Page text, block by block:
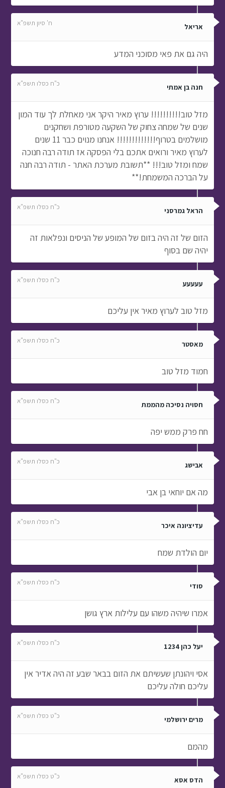
אריאל ח' סיון תשפ"א
היה גם את פאי מסוכני המדע
חנה בן אמתי כ"ח כסלו תשפ"א
מזל טוב!!!!!!!!!! ערוץ מאיר היקר אני מאחלת לך עוד המון
שנים של שמחה צחוק של השקעה מטורפת ושחקנים
מושלמים בטרוף!!!!!!!!!!!!! אנחנו מנוים כבר 11 שנים
לערוץ מאיר ורואים אתכם בלי הפסקה אז תודה רבה חנוכה
שמח ומזל טוב!!! **תשובת מערכת האתר - תודה רבה חנה
על הברכה המשמחת!**
הראל גמרסני כ"ח כסלו תשפ"א
הזום של זה היה בזום של המופע של הניסים ונפלאות זה
יהיה שם בסוף
עעעעע כ"ח כסלו תשפ"א
מזל טוב לערוץ מאיר אין עליכם
מאסטר כ"ח כסלו תשפ"א
חמוד מזל טוב
חסויה נסיכה מהממת כ"ח כסלו תשפ"א
חח פרק ממש יפה
אבישג כ"ח כסלו תשפ"א
מה אם יוחאי בן אבי
עדיציונה איכר כ"ח כסלו תשפ"א
יום הולדת שמח
סודי כ"ח כסלו תשפ"א
אמרו שיהיה משהו עם עלילות ארץ גושן
יעל כהן 1234 כ"ח כסלו תשפ"א
אסי ויהונתן שעשיתם את הזום בבאר שבע זה היה אדיר אין
עליכם חולה עליכם
מרים ירושלמי כ"ט כסלו תשפ"א
מהמם
הדס אסא כ"ט כסלו תשפ"א